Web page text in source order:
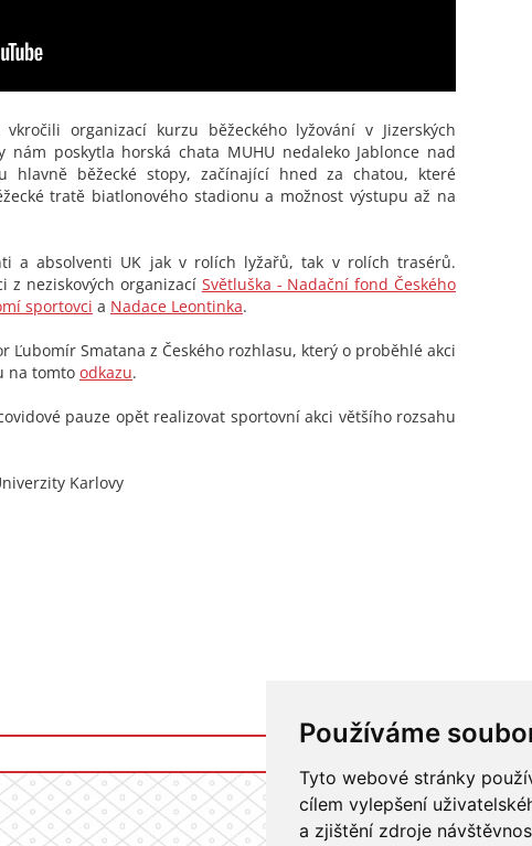
Používáme
Tyto webové stránky
cílem vylepšení
a zjištění zdroje
organizací kurzu běžeckého lyžování v Jizerských
poskytla horská chata MUHU nedaleko Jablonce nad
hlavně běžecké stopy, začínající hned za chatou, které
tratě biatlonového stadionu a možnost výstupu až na
a absolventi UK jak v rolích lyžařů, tak v rolích trasérů.
z neziskových organizací Světluška - Nadační fond Českého
sportovci a Nadace Leontinka.
Ľubomír Smatana z Českého rozhlasu, který o proběhlé akci
na tomto odkazu.
pauze opět realizovat sportovní akci většího rozsahu
Karlovy